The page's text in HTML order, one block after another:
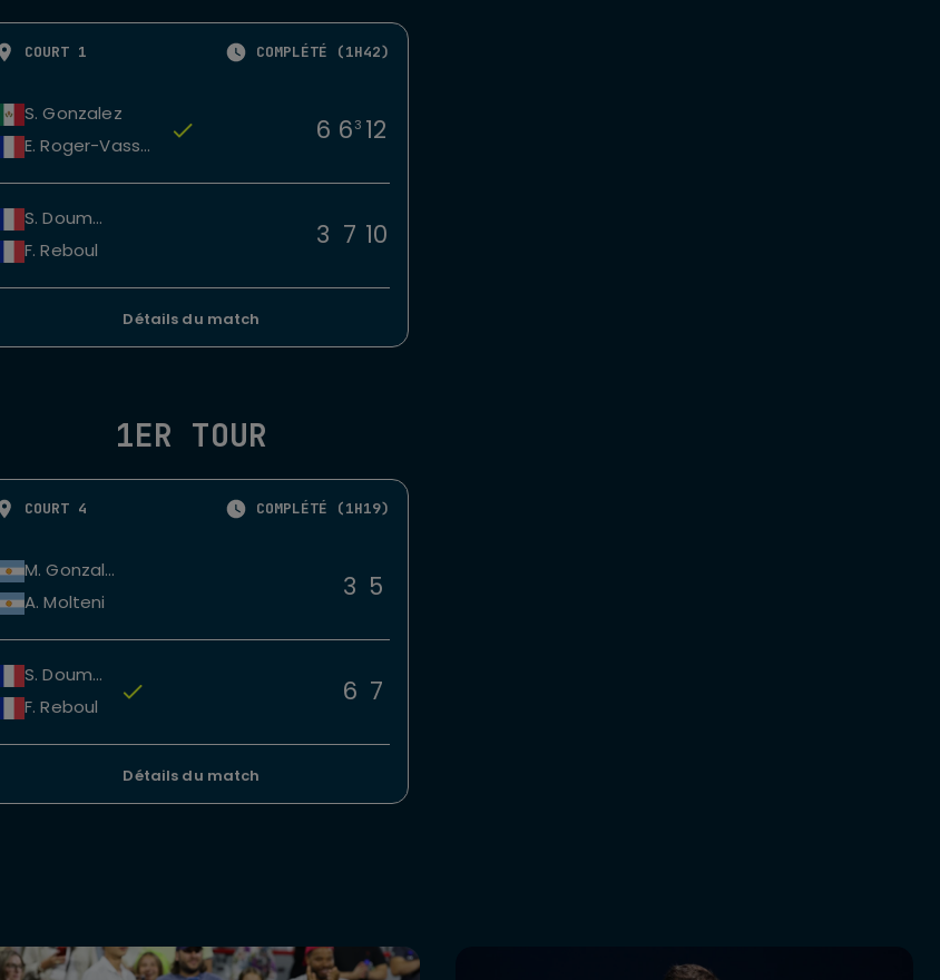
COURT 1 COMPLÉTÉ (1H42)
S. Gonzalez
E. Roger-Vasselin
6 63 12
S. Doumbia
F. Reboul
3 7 10
Détails du match
1ER TOUR
COURT 4 COMPLÉTÉ (1H19)
M. Gonzalez
A. Molteni
3 5
S. Doumbia
F. Reboul
6 7
Détails du match